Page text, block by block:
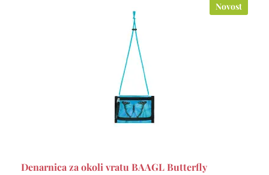
Novost
Denarnica za okoli vratu BAAGL Butterfly